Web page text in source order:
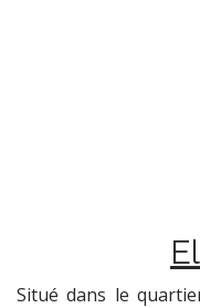
Situé dans le